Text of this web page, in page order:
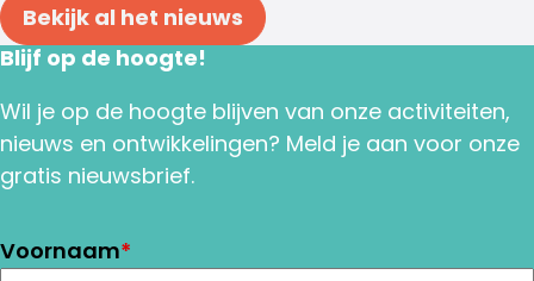
Bekijk al het nieuws
Blijf op de hoogte!
Wil je op de hoogte blijven van onze activiteiten,
nieuws en ontwikkelingen? Meld je aan voor onze
gratis nieuwsbrief.
Voornaam*